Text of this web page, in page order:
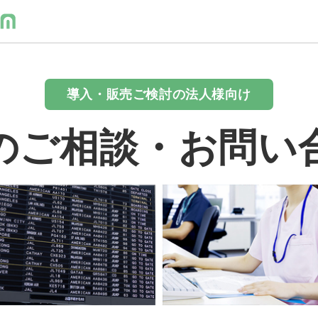
導入・販売ご検討の法人様向け
ご相談・お問い